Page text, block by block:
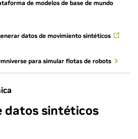
de modelos de base de mundo
datos de movimiento sintéticos
para simular flotas de robots
datos sintéticos